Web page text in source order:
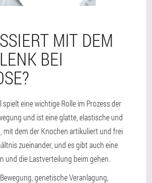
MIT DEM
BEI
spielt eine wichtige Rolle im Prozess der
und ist eine glatte, elastische und
mit dem der Knochen artikuliert und frei
zueinander, und es gibt auch eine
und die Lastverteilung beim gehen.
genetische Veranlagung,